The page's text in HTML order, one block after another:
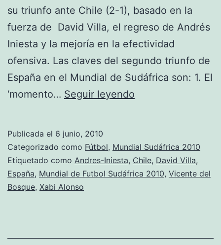
su triunfo ante Chile (2-1), basado en la
fuerza de David Villa, el regreso de Andrés
Iniesta y la mejoría en la efectividad
ofensiva. Las claves del segundo triunfo de
España en el Mundial de Sudáfrica son: 1. El
‘momento… Seguir leyendo
triunfo
de
España
Publicada el 6 junio, 2010
Categorizado como Fútbol, Mundial Sudáfrica 2010
Etiquetado como Andres-Iniesta, Chile, David Villa,
España, Mundial de Futbol Sudáfrica 2010, Vicente del
Bosque, Xabi Alonso